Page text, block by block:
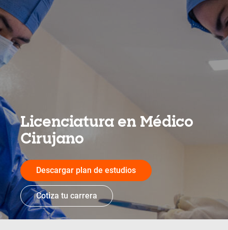
Licenciatura en Médico
Cirujano
Descargar plan de estudios
Cotiza tu carrera